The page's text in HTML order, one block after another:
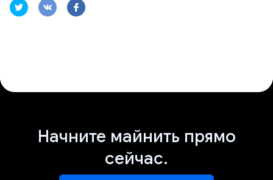
Начните майнить прямо
сейчас.